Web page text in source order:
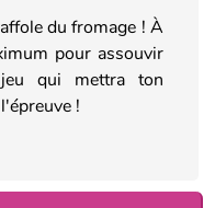
du fromage ! À
pour assouvir
qui mettra ton
!